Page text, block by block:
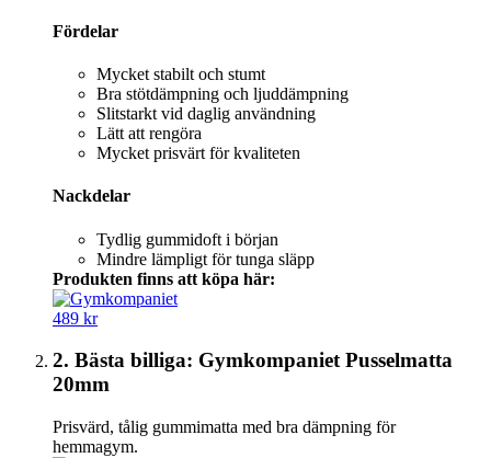
Fördelar
Mycket stabilt och stumt
Bra stötdämpning och ljuddämpning
Slitstarkt vid daglig användning
Lätt att rengöra
Mycket prisvärt för kvaliteten
Nackdelar
Tydlig gummidoft i början
Mindre lämpligt för tunga släpp
Produkten finns att köpa här:
489 kr
2. Bästa billiga: Gymkompaniet Pusselmatta
20mm
Prisvärd, tålig gummimatta med bra dämpning för
hemmagym.